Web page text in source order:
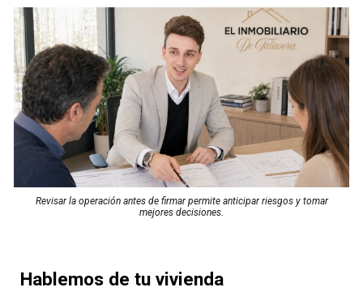
Revisar la operación antes de firmar permite anticipar riesgos y tomar
mejores decisiones.
Hablemos de tu vivienda